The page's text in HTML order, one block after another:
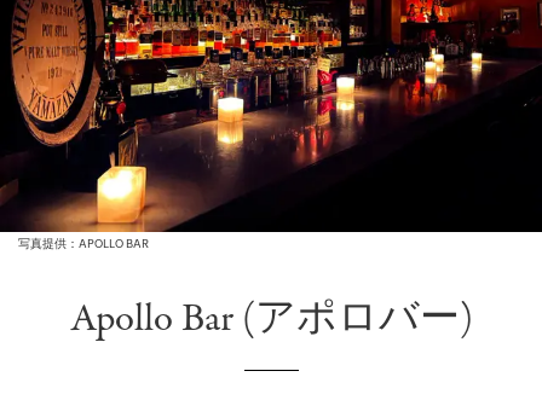
写真提供：APOLLO BAR
Apollo Bar (アポロバー)